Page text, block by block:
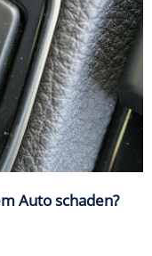
Auto schaden?